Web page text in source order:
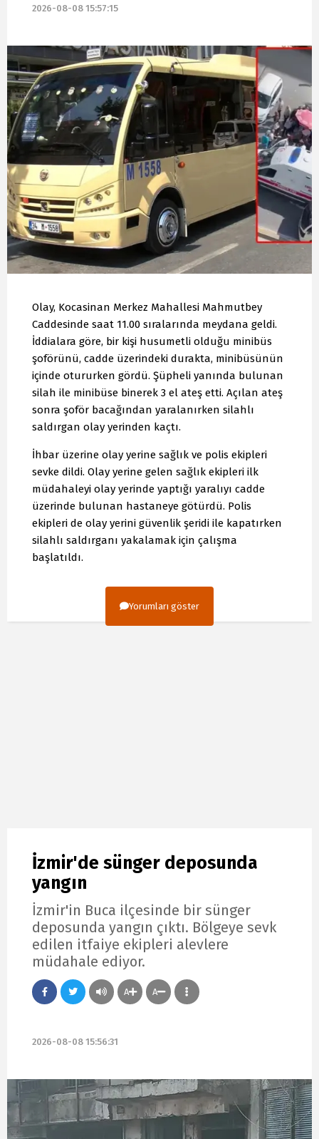
2026-08-08 15:57:15
Olay, Kocasinan Merkez Mahallesi Mahmutbey
Caddesinde saat 11.00 sıralarında meydana geldi.
İddialara göre, bir kişi husumetli olduğu minibüs
şoförünü, cadde üzerindeki durakta, minibüsünün
içinde otururken gördü. Şüpheli yanında bulunan
silah ile minibüse binerek 3 el ateş etti. Açılan ateş
sonra şoför bacağından yaralanırken silahlı
saldırgan olay yerinden kaçtı.
İhbar üzerine olay yerine sağlık ve polis ekipleri
sevke dildi. Olay yerine gelen sağlık ekipleri ilk
müdahaleyi olay yerinde yaptığı yaralıyı cadde
üzerinde bulunan hastaneye götürdü. Polis
ekipleri de olay yerini güvenlik şeridi ile kapatırken
silahlı saldırganı yakalamak için çalışma
başlatıldı.
Yorumları göster
İzmir'de sünger deposunda
yangın
İzmir'in Buca ilçesinde bir sünger
deposunda yangın çıktı. Bölgeye sevk
edilen itfaiye ekipleri alevlere
müdahale ediyor.
A A
2026-08-08 15:56:31